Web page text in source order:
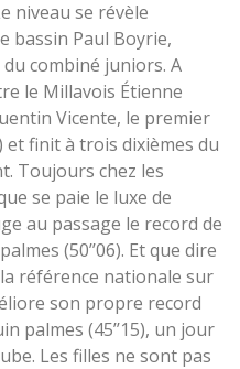
niveau se révèle
bassin Paul Boyrie,
combiné juniors. A
le Millavois Étienne
Vicente, le premier
et finit à trois dixièmes du
Toujours chez les
se paie le luxe de
au passage le record de
(50’’06). Et que dire
référence nationale sur
son propre record
palmes (45’’15), un jour
Les filles ne sont pas